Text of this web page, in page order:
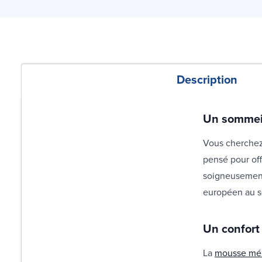
Description
Un
Vous
pensé pour
européen au
Un
La mousse